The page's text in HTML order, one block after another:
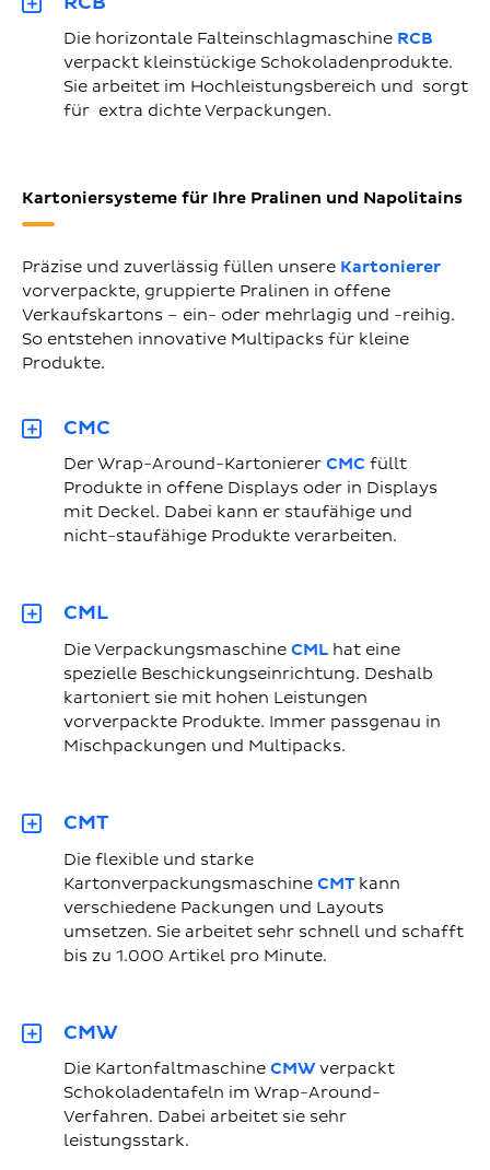
Die horizontale Falteinschlagmaschine RCB
verpackt kleinstückige Schokoladenprodukte.
Sie arbeitet im Hochleistungsbereich und sorgt
für extra dichte Verpackungen.
Kartoniersysteme für Ihre Pralinen und Napolitains
Präzise und zuverlässig füllen unsere Kartonierer
vorverpackte, gruppierte Pralinen in offene
Verkaufskartons – ein- oder mehrlagig und -reihig.
So entstehen innovative Multipacks für kleine
Produkte.
CMC
Der Wrap-Around-Kartonierer CMC füllt
Produkte in offene Displays oder in Displays
mit Deckel. Dabei kann er staufähige und
nicht-staufähige Produkte verarbeiten.
CML
Die Verpackungsmaschine CMLhat eine
spezielle Beschickungseinrichtung. Deshalb
kartoniert sie mit hohen Leistungen
vorverpackte Produkte. Immer passgenau in
Mischpackungen und Multipacks.
CMT
Die flexible und starke
Kartonverpackungsmaschine CMTkann
verschiedene Packungen und Layouts
umsetzen. Sie arbeitet sehr schnell und schafft
bis zu 1.000 Artikel pro Minute.
CMW
Die Kartonfaltmaschine CMWverpackt
Schokoladentafeln im Wrap-Around-
Verfahren. Dabei arbeitet sie sehr
leistungsstark.